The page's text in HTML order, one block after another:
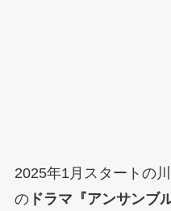
2025年1月スタートの
のドラマ『アンサンブル